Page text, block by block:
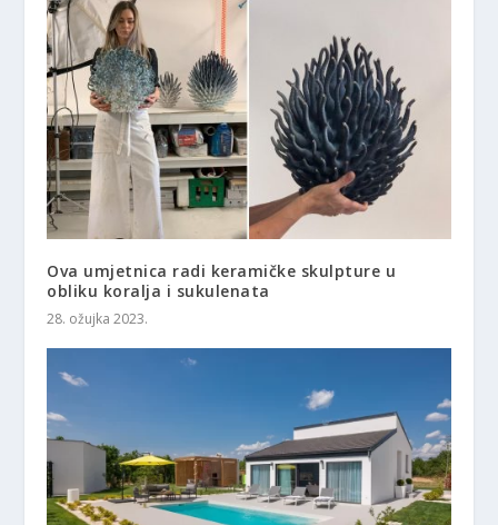
Ova umjetnica radi keramičke skulpture u
obliku koralja i sukulenata
28. ožujka 2023.